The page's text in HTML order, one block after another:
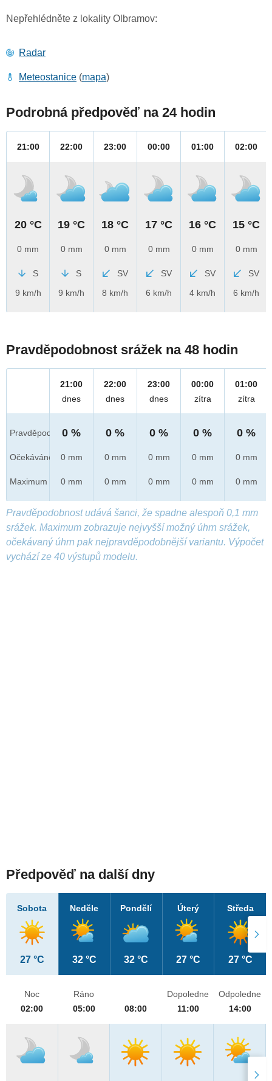
Nepřehlédněte z lokality Olbramov:
Radar
Meteostanice (mapa)
Podrobná předpověď na 24 hodin
21:00
20 °C
0 mm
S
9 km/h
22:00
19 °C
0 mm
S
9 km/h
23:00
18 °C
0 mm
SV
8 km/h
00:00
17 °C
0 mm
SV
6 km/h
01:00
16 °C
0 mm
SV
4 km/h
02:00
15 °C
0 mm
SV
6 km/h
Pravděpodobnost srážek na 48 hodin
Pravděpod.
Očekáváno
Maximum
21:00
dnes
0 %
0 mm
0 mm
22:00
dnes
0 %
0 mm
0 mm
23:00
dnes
0 %
0 mm
0 mm
00:00
zítra
0 %
0 mm
0 mm
01:00
zítra
0 %
0 mm
0 mm
Pravděpodobnost udává šanci, že spadne alespoň 0,1 mm
srážek. Maximum zobrazuje nejvyšší možný úhrn srážek,
očekávaný úhrn pak nejpravděpodobnější variantu. Výpočet
vychází ze 40 výstupů modelu.
Předpověď na další dny
Sobota
27 °C
Neděle
32 °C
Pondělí
32 °C
Úterý
27 °C
Středa
27 °C
Noc
02:00
Ráno
05:00
08:00
Dopoledne
11:00
Odpoledne
14:00